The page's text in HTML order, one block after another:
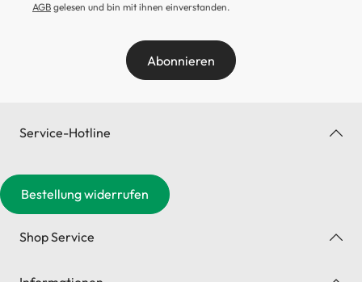
AGB gelesen und bin mit ihnen einverstanden.
Abonnieren
Service-Hotline
Bestellung widerrufen
Shop Service